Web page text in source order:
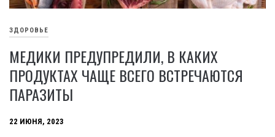
ЗДОРОВЬЕ
МЕДИКИ ПРЕДУПРЕДИЛИ, В КАКИХ
ПРОДУКТАХ ЧАЩЕ ВСЕГО ВСТРЕЧАЮТСЯ
ПАРАЗИТЫ
22 ИЮНЯ, 2023